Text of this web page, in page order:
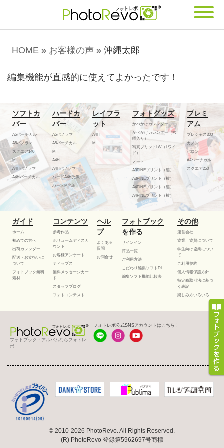
HOME » お客様の声 » 沖縄太郎
編集機能が直感的に使えてよかったです！
ソフトカ
バー
A5バーチカル
A5パノラマ
スクエア140
M
A4Hパノラマ
A4Hバーチカル
ハードカ
バー
A5パノラマ
A5バーチカル
M
A4H
A4Hパノラマ
ハードA4H光沢
ハードM光沢
レイフラ
ット
A4H
M
フォトグッズ
かべかけカレンダー
かべかけカレンダー（六
曜入り）
写真プリントLW（Lワイ
ド）
ノート
A3FINEプリント（縦）
A3FINEプリント（横）
A4FINEプリント（縦）
A4FINEプリント（横）
プレミ
アム
プレシャス300
カノン
バロン
A4バーチカル
スクエア250
ガイド
ホーム
初めての方へ
出荷カレンダー
配送・お支払いに
ついて
フォトブック無料
素材
コンテンツ
参考作品
ボリュームディスカ
ウント
お客様アンケート
ティップス
無料メッセージカー
ド
スタッフブログ
フォトコンテスト
ヘル
プ
よくある
質問
お問合せ
フォトブック
を作る
サインイン
商品一覧
ご利用方法
こだわり編集ソフトDL
編集ソフト機能比較表
その他
運営会社
協業、協賛について
学生向け協業につい
て
ご利用規約
個人情報保護方針
特定商取引法に基づ
く表記
楽しみ方いろいろ
フォトブック・アルバムならフォトレ
ボ
フォトレボ公式SNSアカウントはこちら！
© 2010-2026 PhotoRevo. All Rights Reserved.
(R) PhotoRevo 登録第5962697号商標